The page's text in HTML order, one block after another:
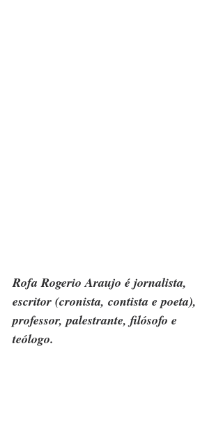
Rofa Rogerio Araujo é jornalista,
escritor (cronista, contista e poeta),
professor, palestrante, filósofo e
teólogo.